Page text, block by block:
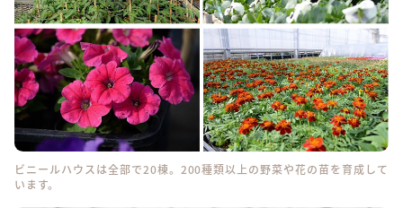
ビニールハウスは全部で20棟。200種類以上の野菜や花の苗を育成して
います。